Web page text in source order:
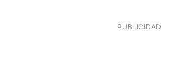
PUBLICIDAD